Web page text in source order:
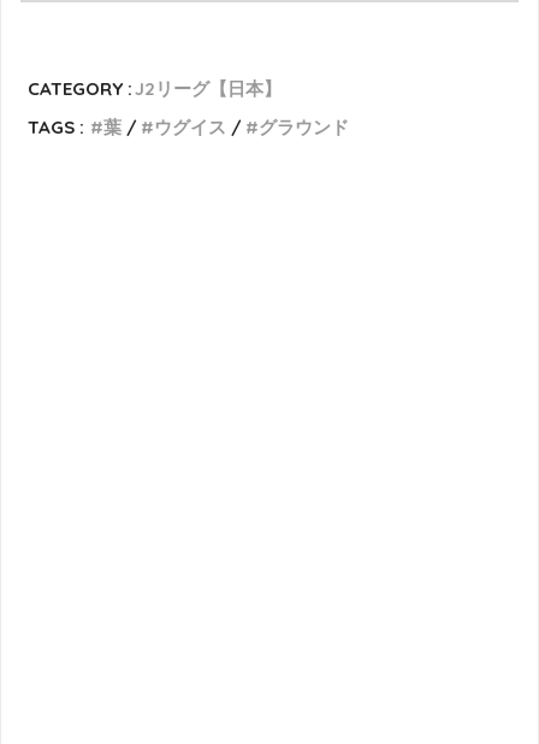
CATEGORY :J2リーグ【日本】
TAGS :
葉 ウグイス グラウンド